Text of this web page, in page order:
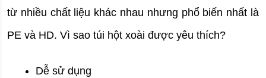
PE và HD. Vì sao túi hột xoài được yêu thích?
Dễ sử dụng